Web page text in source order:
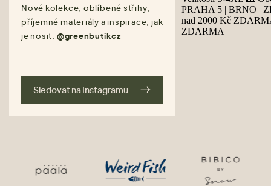
Nové kolekce, oblíbené střihy,
příjemné materiály a inspirace, jak
je nosit. @greenbutikcz
Sledovat na Instagramu